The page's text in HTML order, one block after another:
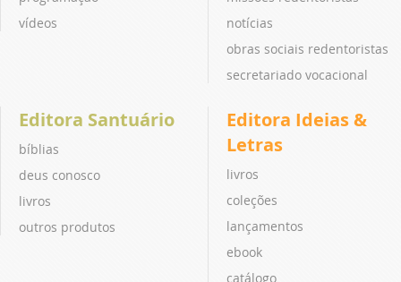
vídeos
notícias
obras sociais redentoristas
secretariado vocacional
Editora Santuário
bíblias
deus conosco
livros
outros produtos
Editora Ideias &
Letras
livros
coleções
lançamentos
ebook
catálogo